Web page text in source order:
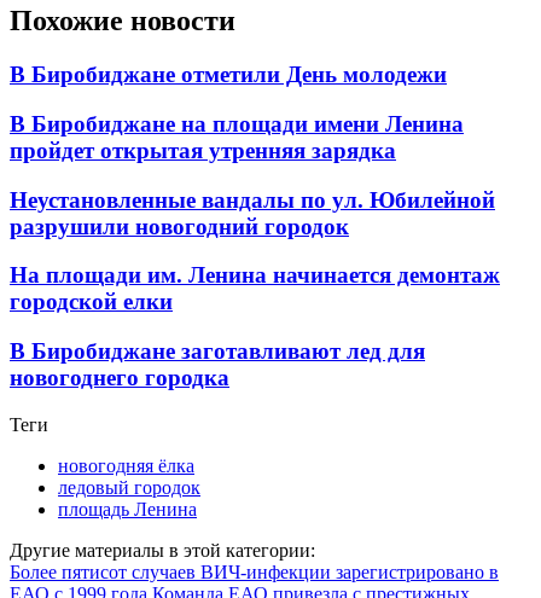
Похожие новости
В Биробиджане отметили День молодежи
В Биробиджане на площади имени Ленина
пройдет открытая утренняя зарядка
Неустановленные вандалы по ул. Юбилейной
разрушили новогодний городок
На площади им. Ленина начинается демонтаж
городской елки
В Биробиджане заготавливают лед для
новогоднего городка
Теги
новогодняя ёлка
ледовый городок
площадь Ленина
Другие материалы в этой категории:
Более пятисот случаев ВИЧ-инфекции зарегистрировано в
ЕАО с 1999 года Команда ЕАО привезла с престижных